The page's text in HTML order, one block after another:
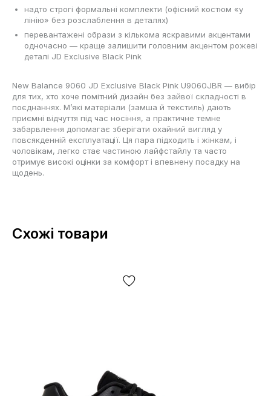
надто строгі формальні комплекти (офісний костюм «у
лінію» без розслаблення в деталях)
перевантажені образи з кількома яскравими акцентами
одночасно — краще залишити головним акцентом рожеві
деталі JD Exclusive Black Pink
New Balance 9060 JD Exclusive Black Pink U9060JBR — вибір
для тих, хто хоче помітний дизайн без зайвої складності в
поєднаннях. М’які матеріали (замша й текстиль) дають
приємні відчуття під час носіння, а практичне темне
забарвлення допомагає зберігати охайний вигляд у
повсякденній експлуатації. Ця пара підходить і жінкам, і
чоловікам, легко стає частиною лайфстайлу та часто
отримує високі оцінки за комфорт і впевнену посадку на
щодень.
Схожі товари